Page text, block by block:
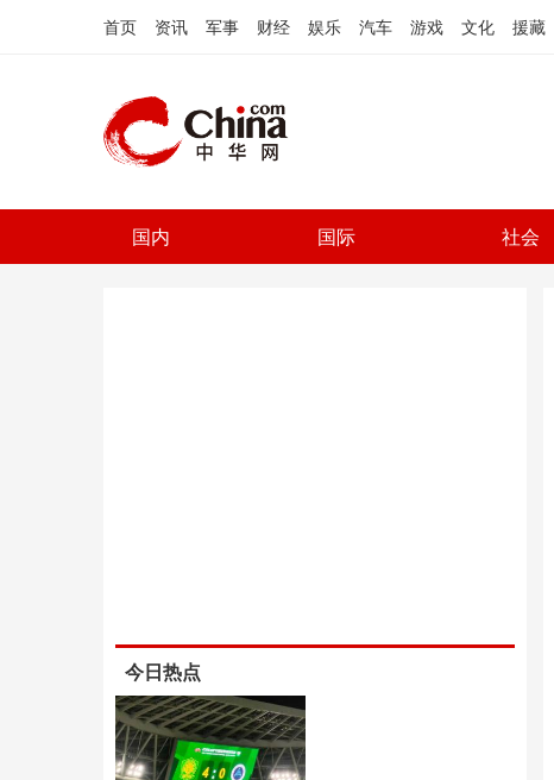
首页 资讯 军事 财经 娱乐 汽车 游戏 文化 援藏
国内 国际 社会
今日热点